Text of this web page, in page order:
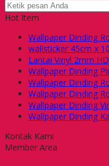
Hot Item
Wallpaper Dinding
wallsticker 45cm x
Lantai Vinyl 2mm
Wallpaper Dinding
Wallpaper Dinding
Wallpaper Dinding
Wallpaper Dinding
Wallpaper Dinding
Kontak Kami
Member Area